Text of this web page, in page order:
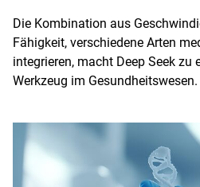
Die Kombination aus
Fähigkeit, verschiedene Arten
integrieren, macht Deep Seek zu
Werkzeug im Gesundheitswesen.